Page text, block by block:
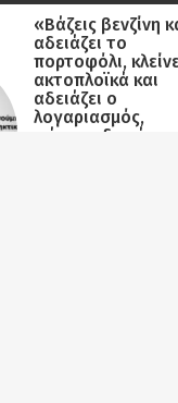
«Βάζεις βενζίνη
αδειάζει το
πορτοφόλι,
ακτοπλοϊκά και
αδειάζει ο
λογαριασμός,
ψάχνεις δωμάτιο